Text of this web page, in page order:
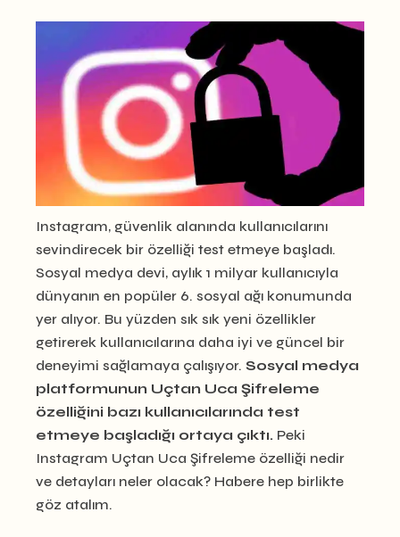
Instagram, güvenlik alanında kullanıcılarını
sevindirecek bir özelliği test etmeye başladı.
Sosyal medya devi, aylık 1 milyar kullanıcıyla
dünyanın en popüler 6. sosyal ağı konumunda
yer alıyor. Bu yüzden sık sık yeni özellikler
getirerek kullanıcılarına daha iyi ve güncel bir
deneyimi sağlamaya çalışıyor.Sosyal medya
platformunun Uçtan Uca Şifreleme
özelliğini bazı kullanıcılarında test
etmeye başladığı ortaya çıktı. Peki
Instagram Uçtan Uca Şifreleme özelliği nedir
ve detayları neler olacak? Habere hep birlikte
göz atalım.